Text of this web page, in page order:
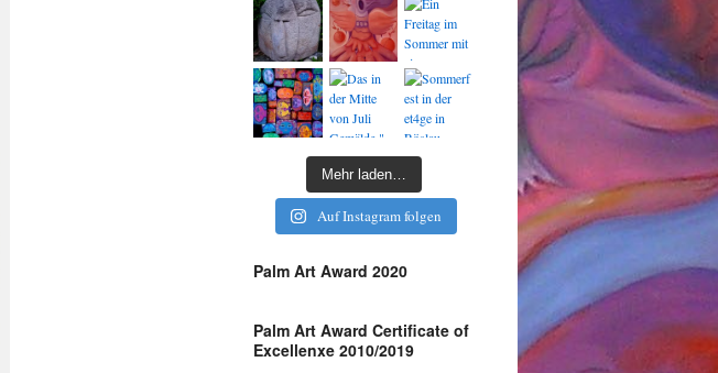
Mehr laden…
Auf Instagram folgen
Palm Art Award 2020
Palm Art Award Certificate of
Excellenxe 2010/2019